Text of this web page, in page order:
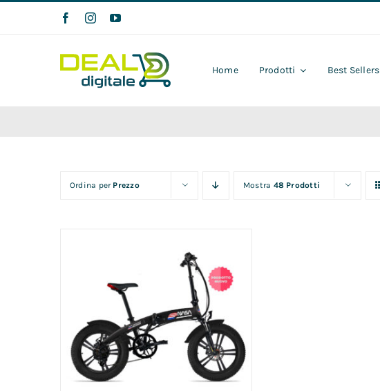
Home Prodotti Best Sellers
Ordina per Prezzo Mostra 48 Prodotti